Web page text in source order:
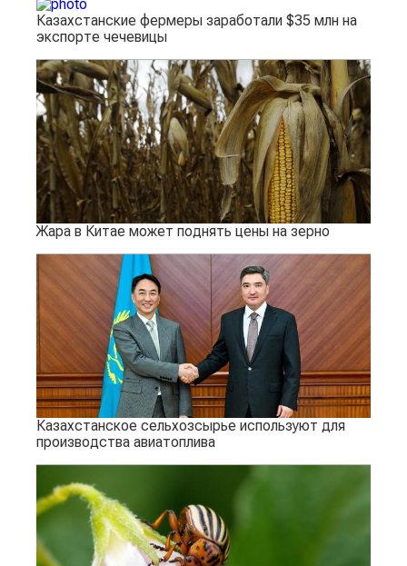
Казахстанские фермеры заработали $35 млн на
экспорте чечевицы
Жара в Китае может поднять цены на зерно
Казахстанское сельхозсырье используют для
производства авиатоплива